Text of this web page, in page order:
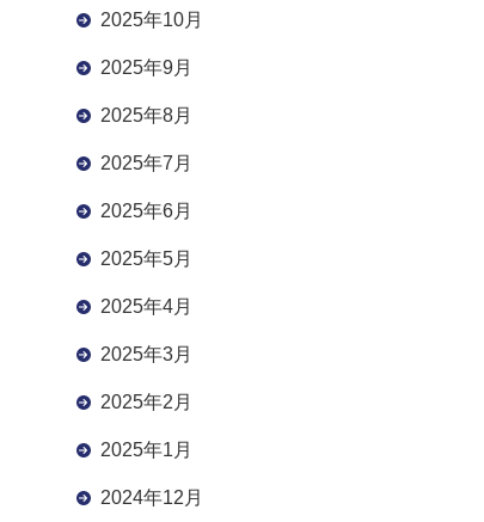
2025年10月
2025年9月
2025年8月
2025年7月
2025年6月
2025年5月
2025年4月
2025年3月
2025年2月
2025年1月
2024年12月